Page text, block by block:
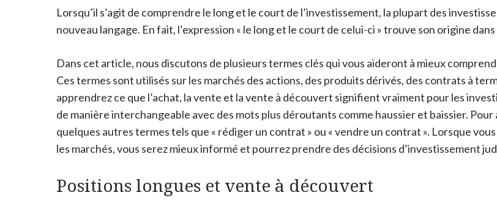
Lorsqu’il s’agit de comprendre le long et le court de l’investissement, la plupart des
nouveau langage. En fait, l’expression « le long et le court de celui-ci » trouve son origine
Dans cet article, nous discutons de plusieurs termes clés qui vous aideront à mieux
Ces termes sont utilisés sur les marchés des actions, des produits dérivés, des contrats à
apprendrez ce que l’achat, la vente et la vente à découvert signifient vraiment pour les
de manière interchangeable avec des mots plus déroutants comme haussier et baissier.
quelques autres termes tels que « rédiger un contrat » ​​ou « vendre un contrat ». Lorsque
les marchés, vous serez mieux informé et pourrez prendre des décisions d’investissement
Positions longues et vente à découvert